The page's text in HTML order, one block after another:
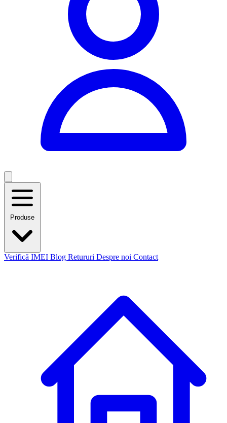
Produse
Verifică IMEI Blog Retururi Despre noi Contact